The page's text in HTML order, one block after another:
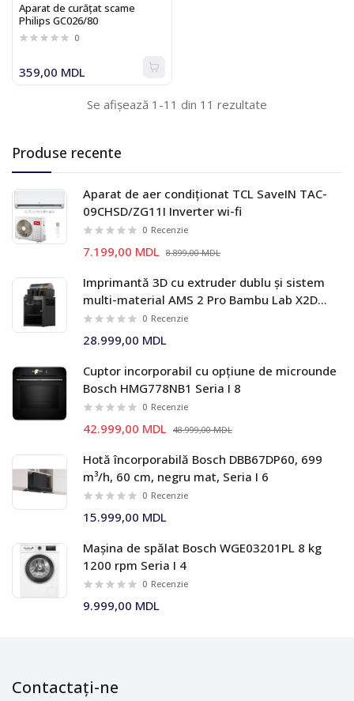
Produse recente
Aparat de aer condiționat TCL SaveIN TAC-
09CHSD/ZG11I Inverter wi-fi
0 Recenzie
7.199,00 MDL 8.899,00 MDL
Imprimantă 3D cu extruder dublu și sistem
multi-material AMS 2 Pro Bambu Lab X2D
Combo
0 Recenzie
28.999,00 MDL
Cuptor incorporabil cu opțiune de microunde
Bosch HMG778NB1 Seria I 8
0 Recenzie
42.999,00 MDL 48.999,00 MDL
Hotă încorporabilă Bosch DBB67DP60, 699
m³/h, 60 cm, negru mat, Seria I 6
0 Recenzie
15.999,00 MDL
Mașina de spălat Bosch WGE03201PL 8 kg
1200 rpm Seria I 4
0 Recenzie
9.999,00 MDL
Aparat de curăţat scame
Philips GC026/80
0
359,00 MDL
Se afișează 1-11 din 11 rezultate
Contactați-ne